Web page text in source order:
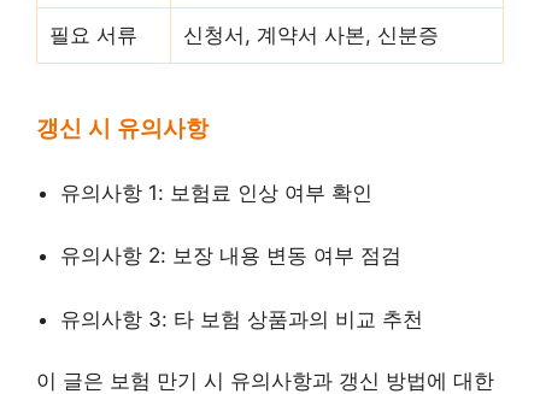
필요 서류 신청서, 계약서 사본, 신분증
갱신 시 유의사항
유의사항 1: 보험료 인상 여부 확인
유의사항 2: 보장 내용 변동 여부 점검
유의사항 3: 타 보험 상품과의 비교 추천
이 글은 보험 만기 시 유의사항과 갱신 방법에 대한